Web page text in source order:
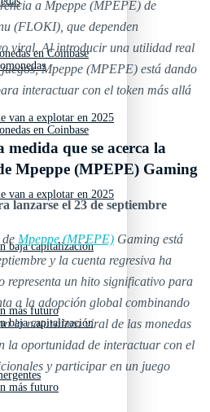
en Coinbase
van a explotar en 2025
baja capitalización
más futuro
en Coinbase
van a explotar en 2025
baja capitalización
más futuro
a Mpeppe (MPEPE) de
(FLOKI), que dependen
viral. Al introducir una utilidad real
Mpeppe (MPEPE) está dando
interactuar con el token más allá
que se acerca la
Mpeppe (MPEPE) Gaming
lanzarse el 23 de septiembre
Mpeppe (MPEPE) Gaming está
y la cuenta regresiva ha
representa un hito significativo para
a la adopción global combinando
la naturaleza viral de las monedas
la oportunidad de interactuar con el
y participar en un juego